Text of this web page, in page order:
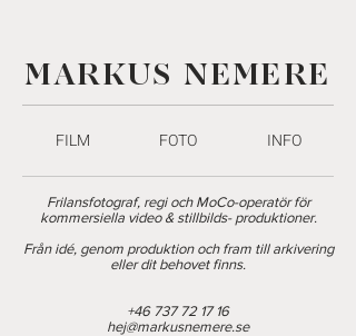
MARKUS NEMERE
FILM FOTO INFO
Frilansfotograf, regi och MoCo-operatör för
kommersiella video & stillbilds- produktioner.
Från idé, genom produktion och fram till arkivering
eller dit behovet finns.
+46 737 7217 16
hej@markusnemere.se